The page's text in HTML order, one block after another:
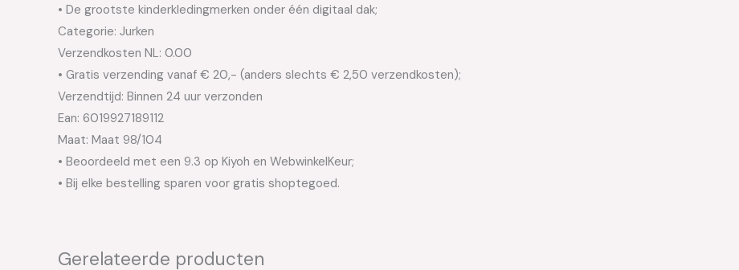
• De grootste kinderkledingmerken onder één digitaal dak;
Categorie: Jurken
Verzendkosten NL: 0.00
• Gratis verzending vanaf € 20,- (anders slechts € 2,50 verzendkosten);
Verzendtijd: Binnen 24 uur verzonden
Ean: 6019927189112
Maat: Maat 98/104
• Beoordeeld met een 9.3 op Kiyoh en WebwinkelKeur;
• Bij elke bestelling sparen voor gratis shoptegoed.
Gerelateerde producten